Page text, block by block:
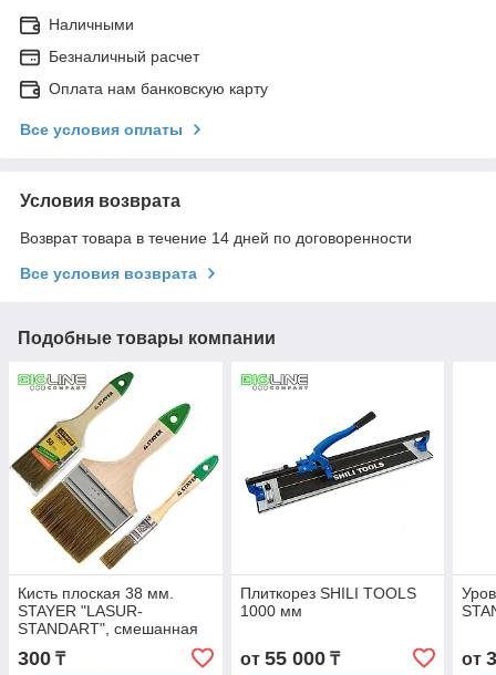
Наличными
Безналичный расчет
Оплата нам банковскую карту
Все условия оплаты
Условия возврата
Возврат товара в течение 14 дней по договоренности
Все условия возврата
Подобные товары компании
Кисть плоская 38 мм.
STAYER "LASUR-
STANDART", смешанная
щетина, деревянная
ручка.
300 ₸
Плиткорез SHILI TOOLS
1000 мм
от 55 000₸ от